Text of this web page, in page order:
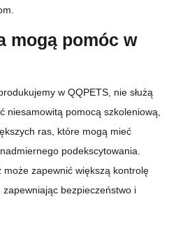
mogą pomóc w
w QQPETS, nie służą
niesamowitą pomocą szkoleniową,
ras, które mogą mieć
podekscytowania.
zapewnić większą kontrolę
bezpieczeństwo i